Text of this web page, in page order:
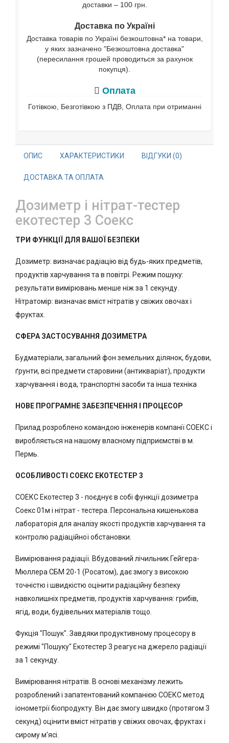
доставки – 100 грн.
Доставка по Україні
Доставка товарів по Україні безкоштовна* на товари,
у яких зазначено "Безкоштовна доставка"
(пересилання грошей проводиться за рахунок
покупця).
Оплата
Готівкою, Безготівкою з ПДВ, Оплата при отриманні
ОПИС ХАРАКТЕРИСТИКИ ВІДГУКИ (0)
ДОСТАВКА ТА ОПЛАТА
Дозиметр і нітрат-тестер
екотестер 3 Соекс
ТРИ ФУНКЦІЇ ДЛЯ ВАШОЇ БЕЗПЕКИ
Дозиметр: визначає радіацію від будь-яких предметів,
продуктів харчування та в повітрі. Режим пошуку:
результати вимірювань менше ніж за 1 секунду.
Нітратомір: визначає вміст нітратів у свіжих овочах і
фруктах.
СФЕРА ЗАСТОСУВАННЯ ДОЗИМЕТРА
Будматеріали, загальний фон земельних ділянок, будови,
ґрунти, всі предмети старовини (антикваріат), продукти
харчування і вода, транспортні засоби та інша техніка
НОВЕ ПРОГРАМНЕ ЗАБЕЗПЕЧЕННЯ І ПРОЦЕСОР
Прилад розроблено командою інженерів компанії СОЕКС і
виробляється на нашому власному підприємстві в м.
Пермь.
ОСОБЛИВОСТІ СОЕКС ЕКОТЕСТЕР 3
СОЕКС Екотестер 3 - поєднує в собі функції дозиметра
Соекс 01м і нітрат - тестера. Персональна кишенькова
лабораторія для аналізу якості продуктів харчування та
контролю радіаційної обстановки.
Вимірювання радіації. Вбудований лічильник Гейгера-
Мюллера СБМ 20-1 (Росатом), дає змогу з високою
точністю і швидкістю оцінити радіаційну безпеку
навколишніх предметів, продуктів харчування: грибів,
ягід, води, будівельних матеріалів тощо.
Фукція "Пошук". Завдяки продуктивному процесору в
режимі "Пошуку" Екотестер 3 реагує на джерело радіації
за 1 секунду.
Вимірювання нітратів. В основі механізму лежить
розроблений і запатентований компанією СОЕКС метод
іонометрії біопродукту. Він дає змогу швидко (протягом 3
секунд) оцінити вміст нітратів у свіжих овочах, фруктах і
сирому м'ясі.